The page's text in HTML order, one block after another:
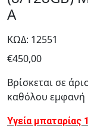
A
ΚΩΔ: 12551
€450,00
Βρίσκεται σε
καθόλου εμφανή
Υγεία μπαταρίας